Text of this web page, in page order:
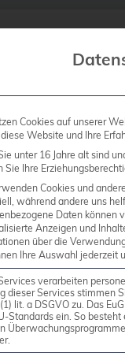
in
in den
LC3 China
Cookies auf unserer
Website und Ihre
unter 16 Jahre alt sind
Sie Ihre
Cookies und
während andere uns
Daten können
Anzeigen und
über die
Ihre Auswahl jederzeit
verarbeiten
dieser Services stimmen
lit. a DSGVO zu. Das
Standards ein. So